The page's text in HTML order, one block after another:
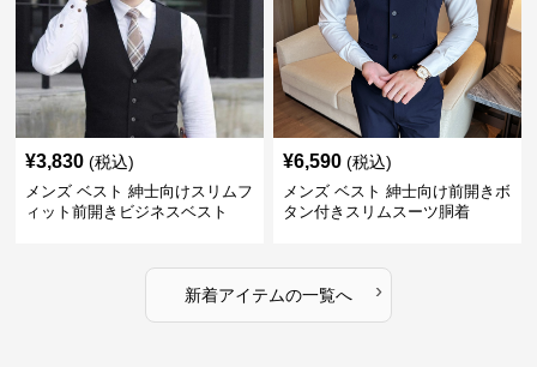
¥3,830 (税込)
メンズ ベスト 紳士向けスリムフ
ィット前開きビジネスベスト
¥6,590 (税込)
メンズ ベスト 紳士向け前開きボ
タン付きスリムスーツ胴着
新着アイテムの一覧へ ›